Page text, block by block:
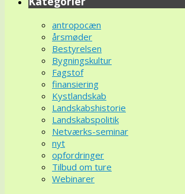
antropocæn
årsmøder
Bestyrelsen
Bygningskultur
Fagstof
finansiering
Kystlandskab
Landskabshistorie
Landskabspolitik
Netværks-seminar
nyt
opfordringer
Tilbud om ture
Webinarer